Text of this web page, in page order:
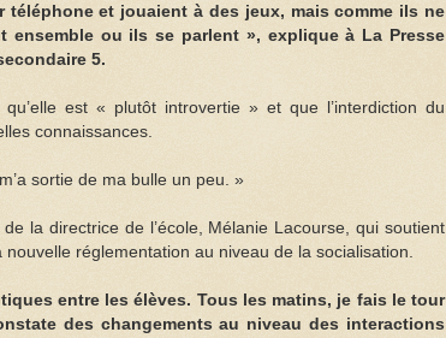
et jouaient à des jeux, mais comme ils ne
ou ils se parlent », explique à La Presse
5.
est « plutôt introvertie » et que l’interdiction du
connaissances.
sortie de ma bulle un peu. »
la directrice de l’école, Mélanie Lacourse, qui soutient
réglementation au niveau de la socialisation.
entre les élèves. Tous les matins, je fais le tour
des changements au niveau des interactions